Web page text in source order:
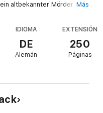
altbekannter Mörder
Täter zu tun?
geschrieben, der Sie
Más
IDIOMA
DE
Alemán
EXTENSIÓN
250
Páginas